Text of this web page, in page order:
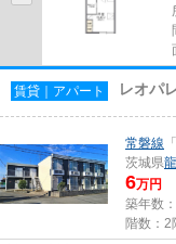
賃貸｜アパート レオパ
常磐線 「
茨城県
6万円
築年数
階数：2